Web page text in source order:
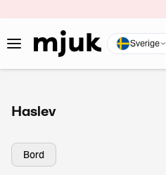
Sverige
Haslev
Bord